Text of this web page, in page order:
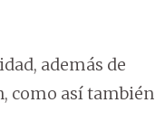
además de
como así también